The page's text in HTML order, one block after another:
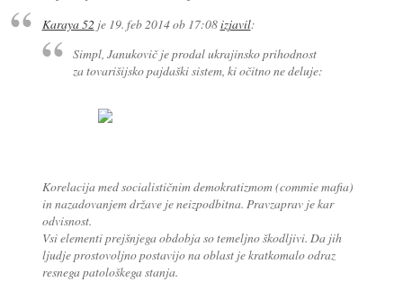
Karaya 52je 19. feb 2014 ob 17:08izjavil:
Simpl, Janukovič je prodal ukrajinsko prihodnost
za tovarišijsko pajdaški sistem, ki očitno ne deluje:
Korelacija med socialističnim demokratizmom (commie mafia)
in nazadovanjem države je neizpodbitna. Pravzaprav je kar
odvisnost.
Vsi elementi prejšnjega obdobja so temeljno škodljivi. Da jih
ljudje prostovoljno postavijo na oblast je kratkomalo odraz
resnega patološkega stanja.